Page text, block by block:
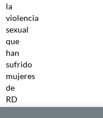
la
violencia
sexual
que
han
sufrido
mujeres
de
RD